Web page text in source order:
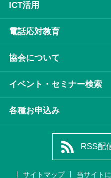
ICT活⽤
電話応対教育
協会について
イベント・セミナー検索
各種お申込み
RSS配
サイトマップ 当サイト